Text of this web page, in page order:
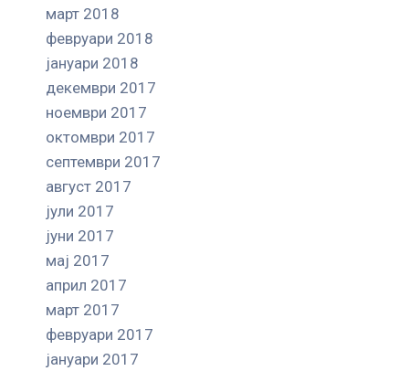
март 2018
февруари 2018
јануари 2018
декември 2017
ноември 2017
октомври 2017
септември 2017
август 2017
јули 2017
јуни 2017
мај 2017
април 2017
март 2017
февруари 2017
јануари 2017